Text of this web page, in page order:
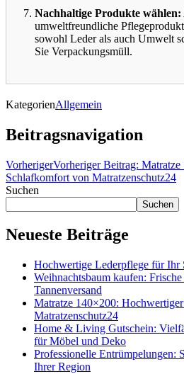
Nachhaltige Produkte wählen:
umweltfreundliche
sowohl Leder als auch Umwelt
Sie Verpackungsmüll.
KategorienAllgemein
Beitragsnavigation
VorherigerVorheriger Beitrag:
Schlafkomfort von Matratzenschutz24
Suchen
Suchen
Neueste Beiträge
Hochwertige Lederpflege für Ihr
Weihnachtsbaum kaufen:
Tannenversand
Matratze 140×200:
Matratzenschutz24
Home & Living Gutschein:
für Möbel und Deko
Professionelle Entrümpelungen:
Ihrer Region